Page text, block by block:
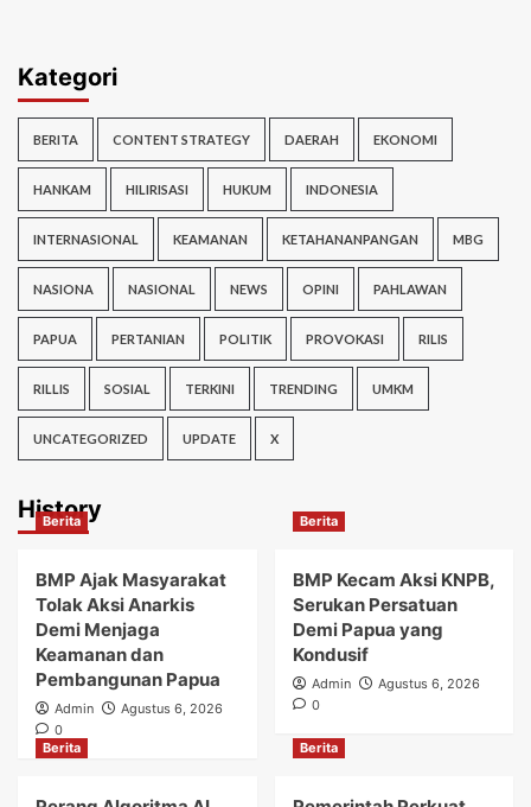
Kategori
BERITA CONTENT STRATEGY DAERAH EKONOMI
HANKAM HILIRISASI HUKUM INDONESIA
INTERNASIONAL KEAMANAN KETAHANANPANGAN MBG
NASIONA NASIONAL NEWS OPINI PAHLAWAN
PAPUA PERTANIAN POLITIK PROVOKASI RILIS
RILLIS SOSIAL TERKINI TRENDING UMKM
UNCATEGORIZED UPDATE X
History
Berita
BMP Ajak Masyarakat
Tolak Aksi Anarkis
Demi Menjaga
Keamanan dan
Pembangunan Papua
Admin
Agustus 6, 2026
0
Berita
BMP Kecam Aksi KNPB,
Serukan Persatuan
Demi Papua yang
Kondusif
Admin
Agustus 6, 2026
0
Berita Berita